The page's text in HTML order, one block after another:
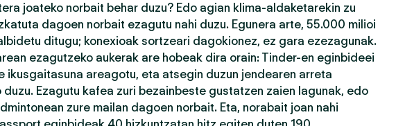
joateko norbait behar duzu? Edo agian klima-aldaketarekin zu
dagoen norbait ezagutu nahi duzu. Egunera arte, 55.000 milioi
ditugu; konexioak sortzeari dagokionez, ez gara ezezagunak.
ezagutzeko aukerak are hobeak dira orain: Tinder-en eginbideei
ikusgaitasuna areagotu, eta atsegin duzun jendearen arreta
duzu. Ezagutu kafea zuri bezainbeste gustatzen zaien lagunak, edo
zure mailan dagoen norbait. Eta, norabait joan nahi